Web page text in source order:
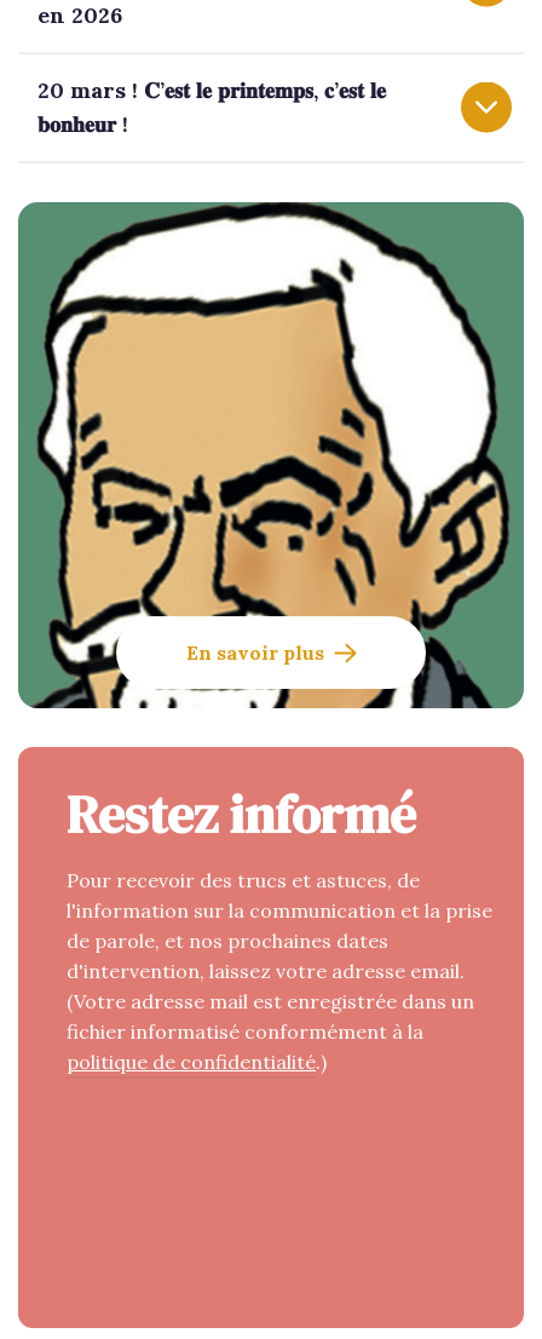
en 2026
20 mars ! 𝐂’𝐞𝐬𝐭 𝐥𝐞 𝐩𝐫𝐢𝐧𝐭𝐞𝐦𝐩𝐬, 𝐜’𝐞𝐬𝐭 𝐥𝐞
𝐛𝐨𝐧𝐡𝐞𝐮𝐫 !
En savoir plus
Restez informé
Pour recevoir des trucs et astuces, de
l'information sur la communication et la prise
de parole, et nos prochaines dates
d'intervention, laissez votre adresse email.
(Votre adresse mail est enregistrée dans un
fichier informatisé conformément à la
politique de confidentialité.)